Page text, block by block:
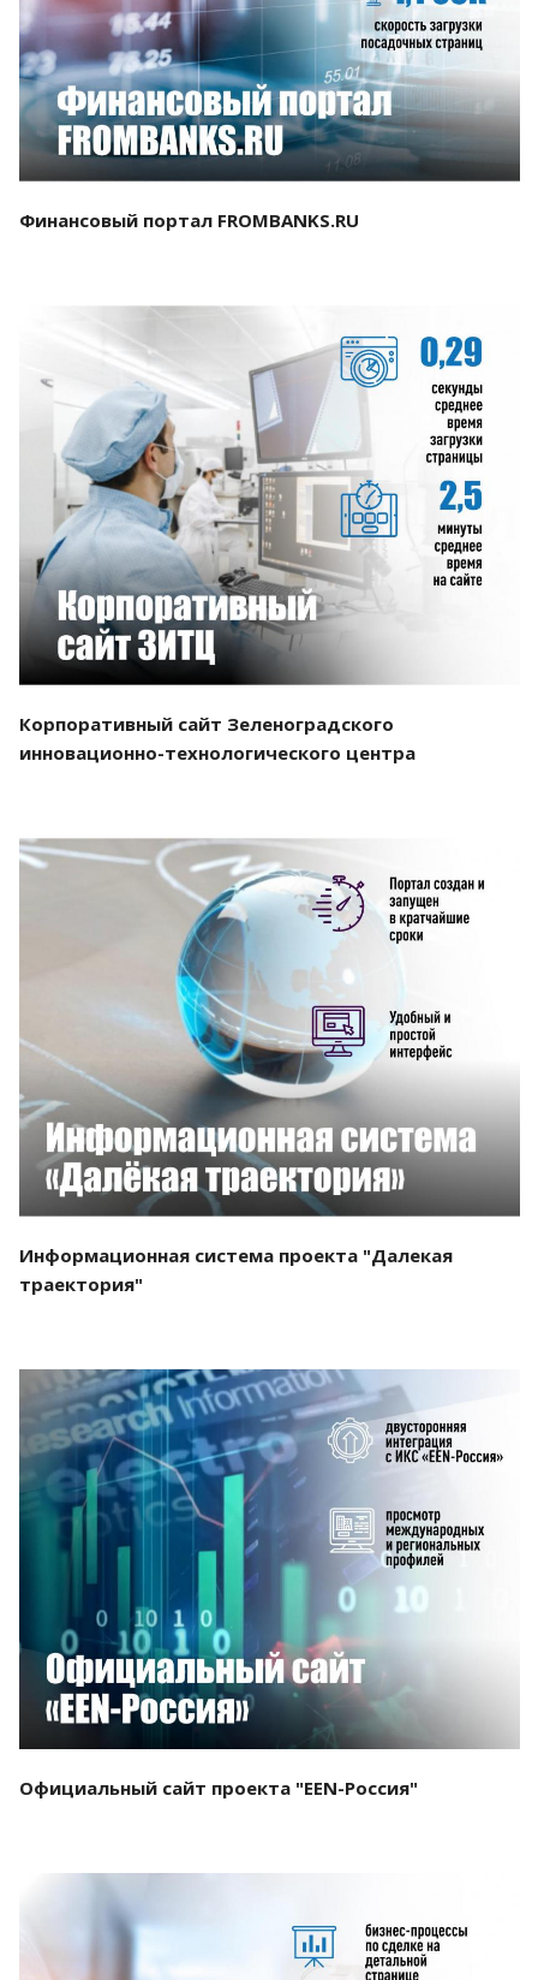
Смотреть проект
Финансовый портал FROMBANKS.RU
Смотреть проект
Корпоративный сайт Зеленоградского
инновационно-технологического центра
Смотреть проект
Информационная система проекта "Далекая
траектория"
Смотреть проект
Официальный сайт проекта "EEN-Россия"